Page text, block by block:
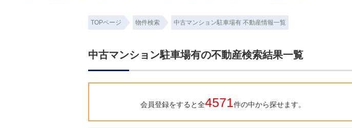
TOPページ 物件検索 中古マンション駐車場有 不動産情報一覧
中古マンション駐車場有の不動産検索結果一覧
会員登録をすると全4571件の中から探せます。